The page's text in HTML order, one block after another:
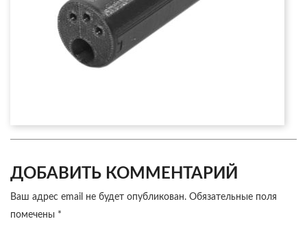
ДОБАВИТЬ КОММЕНТАРИЙ
Ваш адрес email не будет опубликован. Обязательные поля
помечены *